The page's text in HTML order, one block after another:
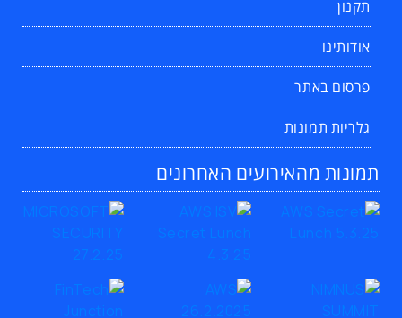
תקנון
אודותינו
פרסום באתר
גלריות תמונות
תמונות מהאירועים האחרונים